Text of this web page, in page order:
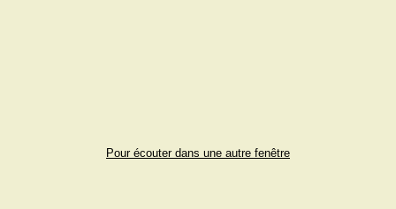
Pour écouter dans une autre fenêtre